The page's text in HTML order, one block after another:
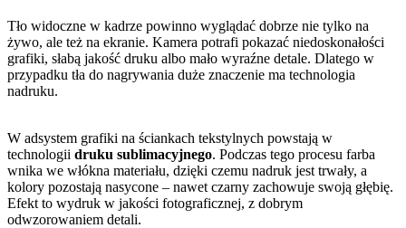
Tło widoczne w kadrze powinno wyglądać dobrze nie tylko na
żywo, ale też na ekranie. Kamera potrafi pokazać niedoskonałości
grafiki, słabą jakość druku albo mało wyraźne detale. Dlatego w
przypadku tła do nagrywania duże znaczenie ma technologia
nadruku.
W adsystem grafiki na ściankach tekstylnych powstają w
technologii druku sublimacyjnego. Podczas tego procesu farba
wnika we włókna materiału, dzięki czemu nadruk jest trwały, a
kolory pozostają nasycone – nawet czarny zachowuje swoją głębię.
Efekt to wydruk w jakości fotograficznej, z dobrym
odwzorowaniem detali.